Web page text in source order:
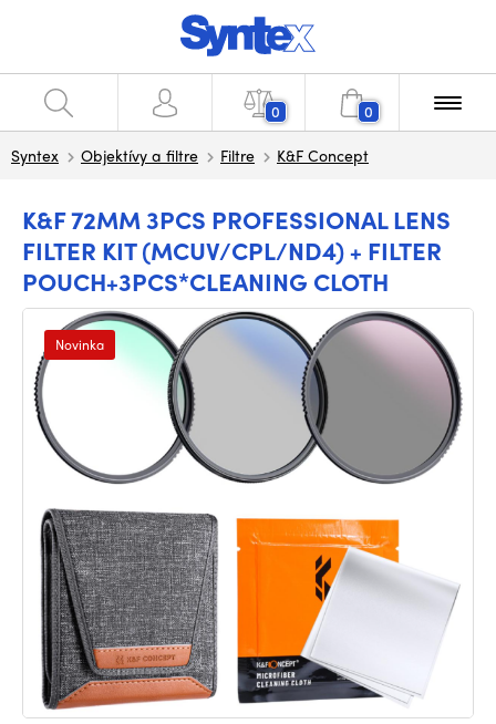
0 0
Syntex Objektívy a filtre Filtre K&F Concept
K&F 72MM 3PCS PROFESSIONAL LENS
FILTER KIT (MCUV/CPL/ND4) + FILTER
POUCH+3PCS*CLEANING CLOTH
Novinka